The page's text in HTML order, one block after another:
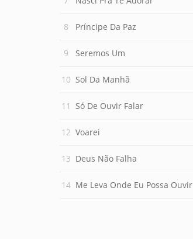
Príncipe Da Paz
Seremos Um
Sol Da Manhã
Só De Ouvir Falar
Voarei
Deus Não Falha
Me Leva Onde Eu Possa Ouvir